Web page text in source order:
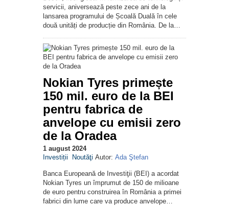
servicii, aniversează peste zece ani de la
lansarea programului de Școală Duală în cele
două unități de producție din România. De la…
Nokian Tyres primește
150 mil. euro de la BEI
pentru fabrica de
anvelope cu emisii zero
de la Oradea
1 august 2024
Investiții
Noutăţi Autor: Ada Ştefan
Banca Europeană de Investiţii (BEI) a acordat
Nokian Tyres un împrumut de 150 de milioane
de euro pentru construirea în România a primei
fabrici din lume care va produce anvelope…